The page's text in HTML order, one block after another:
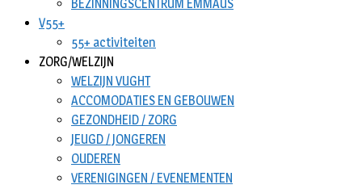
BEZINNINGSCENTRUM EMMAUS
V55+
55+ activiteiten
ZORG/WELZIJN
WELZIJN VUGHT
ACCOMODATIES EN GEBOUWEN
GEZONDHEID / ZORG
JEUGD / JONGEREN
OUDEREN
VERENIGINGEN / EVENEMENTEN